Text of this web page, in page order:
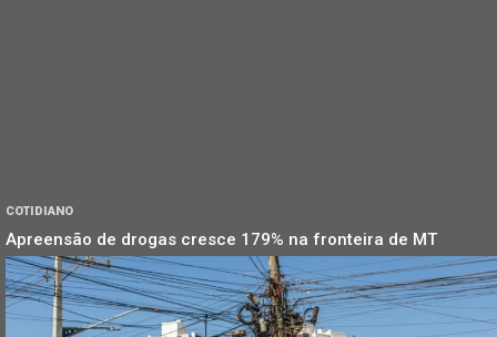
COTIDIANO
Apreensão de drogas cresce 179% na fronteira de MT